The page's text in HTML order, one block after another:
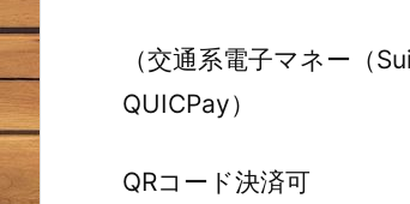
（交通系電子マネー（
QUICPay）
QRコード決済可